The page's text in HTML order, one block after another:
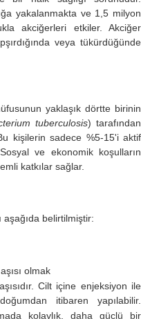
yakalanmakta ve 1,5 milyon
akciğerleri etkiler. Akciğer
veya tükürdüğünde
yaklaşık dörtte birinin
tuberculosis) tarafından
kişilerin sadece %5-15'i aktif
ve ekonomik koşulların
katkılar sağlar.
aşağıda belirtilmiştir:
aşısı olmak
Cilt içine enjeksiyon ile
itibaren yapılabilir.
kolaylık, daha güçlü bir